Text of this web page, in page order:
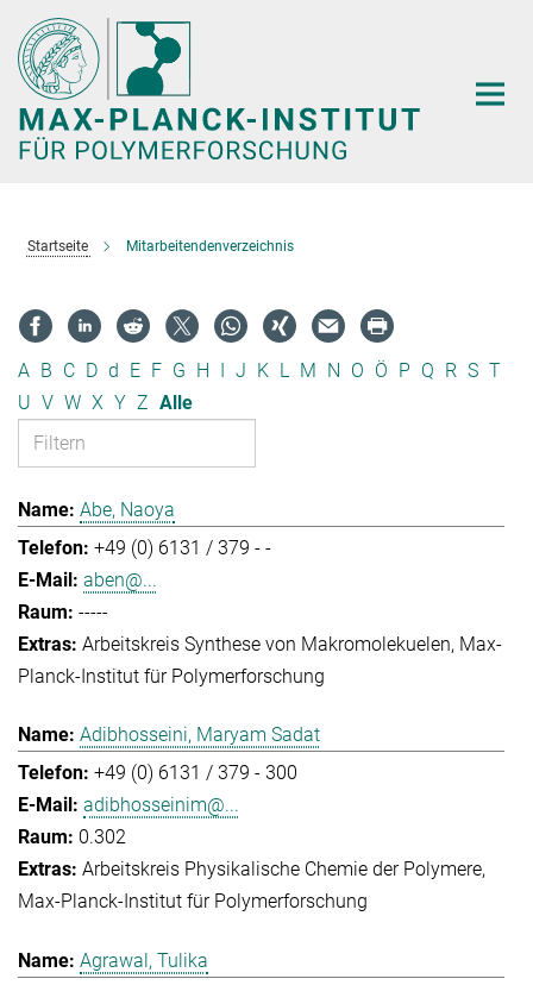
Hauptinhalt
Startseite Mitarbeitendenverzeichnis
A B C D d E F G H I J K L M N O Ö P Q R S T
U V W X Y Z Alle
Abe, Naoya
+49 (0) 6131 / 379 - -
aben@...
-----
Arbeitskreis Synthese von Makromolekuelen Max-
Planck-Institut für Polymerforschung
Adibhosseini, Maryam Sadat
+49 (0) 6131 / 379 - 300
adibhosseinim@...
0.302
Arbeitskreis Physikalische Chemie der Polymere
Max-Planck-Institut für Polymerforschung
Agrawal, Tulika